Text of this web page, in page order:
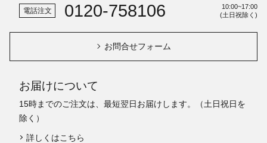
電話注文 0120-758106
10:00~17:00
(土日祝除く)
お問合せフォーム
お届けについて
15時までのご注文は、最短翌日お届けします。（土日祝日を
除く）
詳しくはこちら